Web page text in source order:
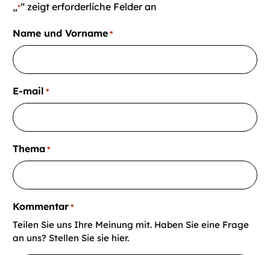
„*“ zeigt erforderliche Felder an
Name und Vorname *
E-mail *
Thema *
Kommentar *
Teilen Sie uns Ihre Meinung mit. Haben Sie eine Frage
an uns? Stellen Sie sie hier.